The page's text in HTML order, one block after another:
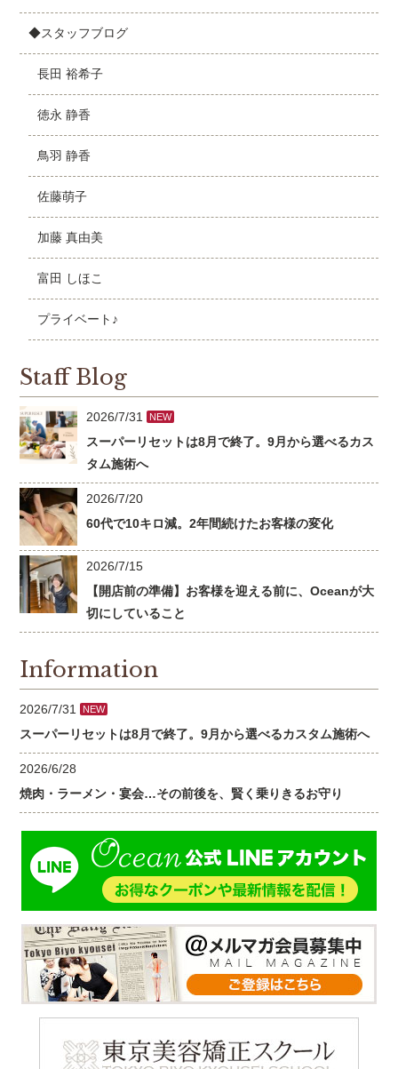
◆スタッフブログ
長田 裕希子
徳永 静香
鳥羽 静香
佐藤萌子
加藤 真由美
富田 しほこ
プライベート♪
Staff Blog
2026/7/31 NEW
スーパーリセットは8月で終了。9月から選べるカス
タム施術へ
2026/7/20
60代で10キロ減。2年間続けたお客様の変化
2026/7/15
【開店前の準備】お客様を迎える前に、Oceanが大
切にしていること
Information
2026/7/31 NEW
スーパーリセットは8月で終了。9月から選べるカスタム施術へ
2026/6/28
焼肉・ラーメン・宴会…その前後を、賢く乗りきるお守り